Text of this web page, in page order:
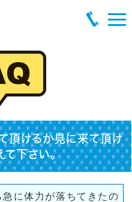
頂けるか見に来て頂け
下さい。
に体力が落ちてきたの